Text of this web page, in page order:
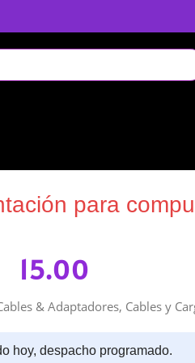
para
15.00
& Adaptadores, Cables y
hoy, despacho programado.